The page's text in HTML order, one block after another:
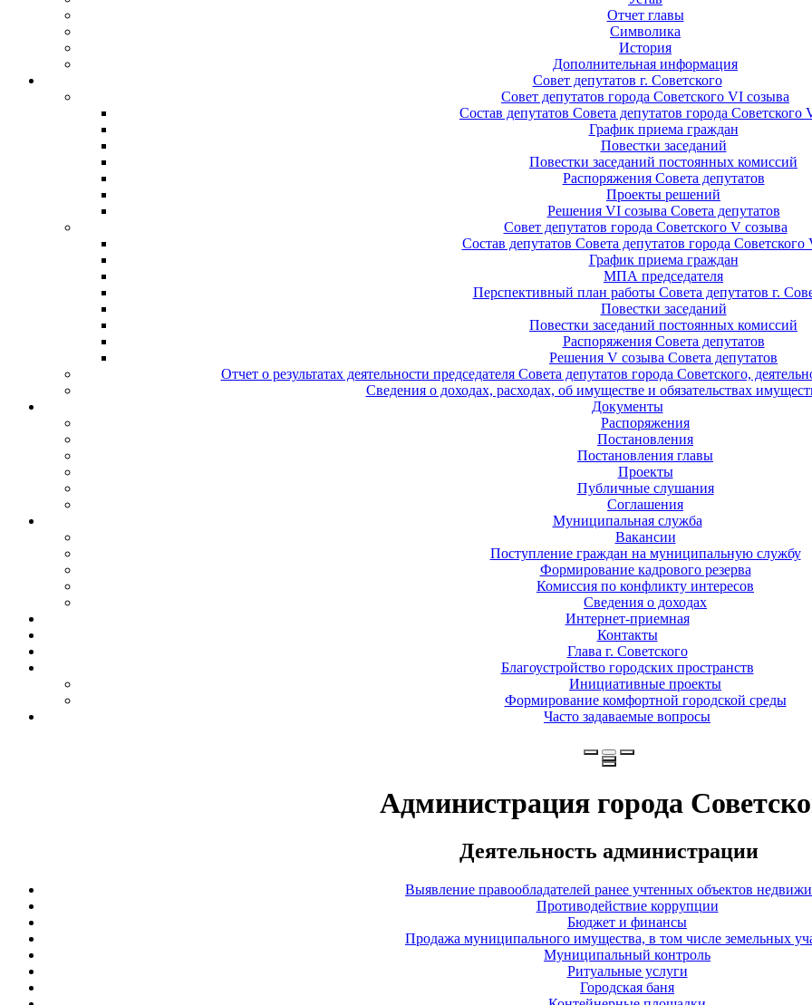
Отчет главы
Символика
История
Дополнительная информация
Совет депутатов г. Советского
Совет депутатов города Советского VI созыва
Состав депутатов Совета депутатов города Советского
График приема граждан
Повестки заседаний
Повестки заседаний постоянных комиссий
Распоряжения Совета депутатов
Проекты решений
Решения VI созыва Совета депутатов
Совет депутатов города Советского V созыва
Состав депутатов Совета депутатов города Советского
График приема граждан
МПА председателя
Перспективный план работы Совета депутатов г.
Повестки заседаний
Повестки заседаний постоянных комиссий
Распоряжения Совета депутатов
Решения V созыва Совета депутатов
Отчет о результатах деятельности председателя Совета депутатов города Советского,
Сведения о доходах, расходах, об имуществе и обязательствах
Документы
Распоряжения
Постановления
Постановления главы
Проекты
Публичные слушания
Соглашения
Муниципальная служба
Вакансии
Поступление граждан на муниципальную службу
Формирование кадрового резерва
Комиссия по конфликту интересов
Сведения о доходах
Интернет-приемная
Контакты
Глава г. Советского
Благоустройство городских пространств
Инициативные проекты
Формирование комфортной городской среды
Часто задаваемые вопросы
Администрация города
Деятельность администрации
Выявление правообладателей ранее учтенных объектов
Противодействие коррупции
Бюджет и финансы
Продажа муниципального имущества, в том числе земельных
Муниципальный контроль
Ритуальные услуги
Городская баня